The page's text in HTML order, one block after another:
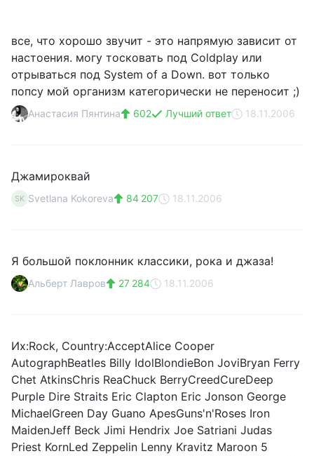
все, что хорошо звучит - это напрямую зависит от
настоения. могу тосковать под Coldplay или
отрываться под System of a Down. вот только
попсу мой организм категорически не переносит ;)
Анастасия Пянтина 602 Лучший ответ 18.11.2006
Джамироквай
SK Svetlana Kokoreva 84 207 18.11.2006
Я большой поклонник классики, рока и джаза!
Альберт Лавров 27 284 18.11.2006
Их:Rock, Country:AcceptAlice Cooper
AutographBeatles Billy IdolBlondieBon JoviBryan Ferry
Chet AtkinsChris ReaChuck BerryCreedCureDeep
Purple Dire Straits Eric Clapton Eric Jonson George
MichaelGreen Day Guano ApesGuns'n'Roses Iron
MaidenJeff Beck Jimi Hendrix Joe Satriani Judas
Priest KornLed Zeppelin Lenny Kravitz Maroon 5